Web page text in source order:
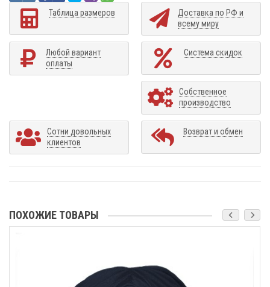
Таблица размеров
Доставка по РФ и
всему миру
Любой вариант
оплаты
Система скидок
Собственное
производство
Сотни довольных
клиентов
Возврат и обмен
ПОХОЖИЕ ТОВАРЫ